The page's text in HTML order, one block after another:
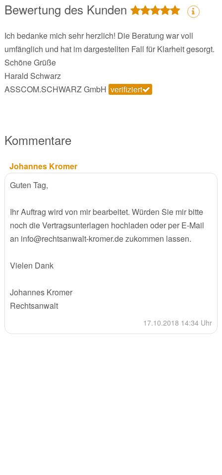
Bewertung des Kunden
Ich bedanke mich sehr herzlich! Die Beratung war voll
umfänglich und hat im dargestellten Fall für Klarheit gesorgt.
Schöne Grüße
Harald Schwarz
ASSCOM.SCHWARZ GmbH verifiziert
Kommentare
Johannes Kromer
Guten Tag,
Ihr Auftrag wird von mir bearbeitet. Würden Sie mir bitte
noch die Vertragsunterlagen hochladen oder per E-Mail
an info@rechtsanwalt-kromer.de zukommen lassen.
Vielen Dank
Johannes Kromer
Rechtsanwalt
17.10.2018 14:34 Uhr